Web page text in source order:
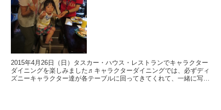
2015年4月26日（日）タスカー・ハウス・レストランでキャラクター
ダイニングを楽しみました♬キャラクターダイニングでは、必ずディ
ズニーキャラクター達が各テーブルに回ってきてくれて、一緒に写真